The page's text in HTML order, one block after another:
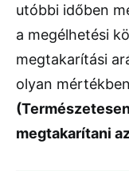
utóbbi időben
a megélhetési
megtakarítási
olyan
megtakarítani